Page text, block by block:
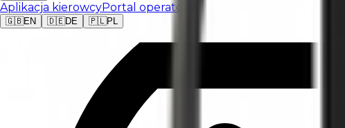
Aplikacja kierowcyPortal operatora
🇬🇧EN 🇩🇪DE 🇵🇱PL